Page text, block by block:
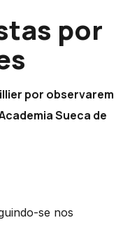
por
por observarem
Sueca de
se nos